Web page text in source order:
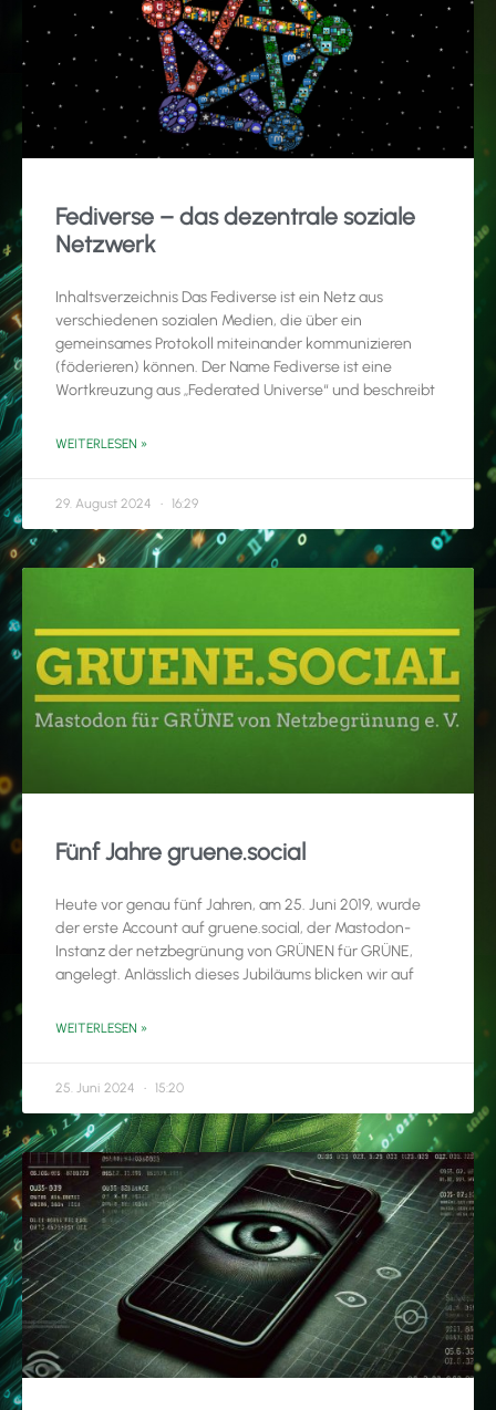
Fediverse – das dezentrale soziale
Netzwerk
Inhaltsverzeichnis Das Fediverse ist ein Netz aus
verschiedenen sozialen Medien, die über ein
gemeinsames Protokoll miteinander kommunizieren
(föderieren) können. Der Name Fediverse ist eine
Wortkreuzung aus „Federated Universe“ und beschreibt
WEITERLESEN »
29. August 2024 16:29
Fünf Jahre gruene.social
Heute vor genau fünf Jahren, am 25. Juni 2019, wurde
der erste Account auf gruene.social, der Mastodon-
Instanz der netzbegrünung von GRÜNEN für GRÜNE,
angelegt. Anlässlich dieses Jubiläums blicken wir auf
WEITERLESEN »
25. Juni 2024 15:20